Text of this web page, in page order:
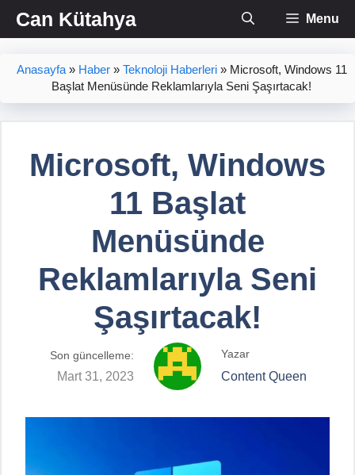
İçeriğe
atlaCan Kütahya Menu
Anasayfa» Haber» Teknoloji Haberleri» Microsoft, Windows 11
Başlat Menüsünde Reklamlarıyla Seni Şaşırtacak!
Microsoft, Windows
11 Başlat
Menüsünde
Reklamlarıyla Seni
Şaşırtacak!
Son güncelleme:
Mart 31, 2023
Yazar
Content Queen